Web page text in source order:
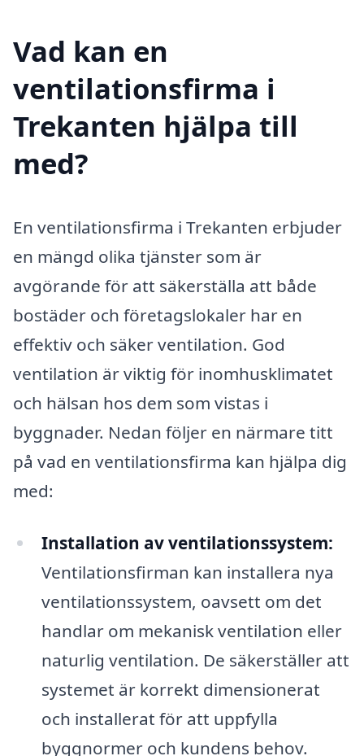
Vad kan en
ventilationsfirma i
Trekanten hjälpa till
med?
En ventilationsfirma i Trekanten erbjuder
en mängd olika tjänster som är
avgörande för att säkerställa att både
bostäder och företagslokaler har en
effektiv och säker ventilation. God
ventilation är viktig för inomhusklimatet
och hälsan hos dem som vistas i
byggnader. Nedan följer en närmare titt
på vad en ventilationsfirma kan hjälpa dig
med:
Installation av ventilationssystem:
Ventilationsfirman kan installera nya
ventilationssystem, oavsett om det
handlar om mekanisk ventilation eller
naturlig ventilation. De säkerställer att
systemet är korrekt dimensionerat
och installerat för att uppfylla
byggnormer och kundens behov.